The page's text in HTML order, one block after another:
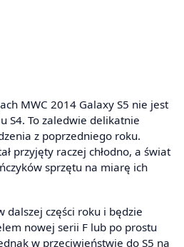
MWC 2014 Galaxy S5 nie jest
S4. To zaledwie delikatnie
z poprzedniego roku.
przyjęty raczej chłodno, a świat
sprzętu na miarę ich
dalszej części roku i będzie
nowej serii F lub po prostu
w przeciwieństwie do S5 na